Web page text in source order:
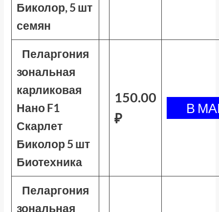
Биколор, 5 шт
семян
Пеларгония
зональная
карликовая
Нано F1
Скарлет
Биколор 5 шт
Биотехника
150.00
₽
Пеларгония
зональная